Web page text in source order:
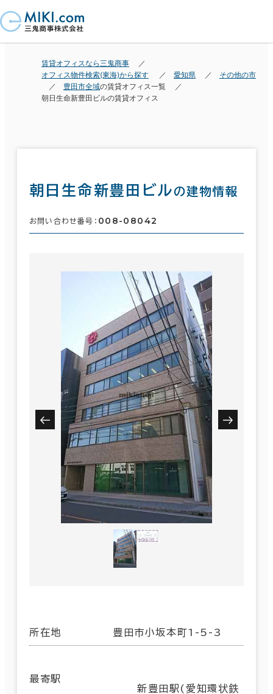
賃貸オフィスなら三鬼商事
オフィス物件検索(東海)から探す
愛知県
その他の市
豊田市全域の賃貸オフィス一覧
朝日生命新豊田ビルの賃貸オフィス
朝日生命新豊田ビルの建物情報
お問い合わせ番号： 008-08042
所在地 豊田市小坂本町1-5-3
最寄駅
新豊田駅(愛知環状鉄